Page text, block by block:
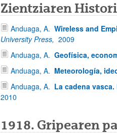
Zientziaren
Anduaga, A. Wireless and
University Press, 2009
Anduaga, A. Geofísica,
Anduaga, A. Meteorología,
Anduaga, A. La cadena
2010
1918. Gripearen